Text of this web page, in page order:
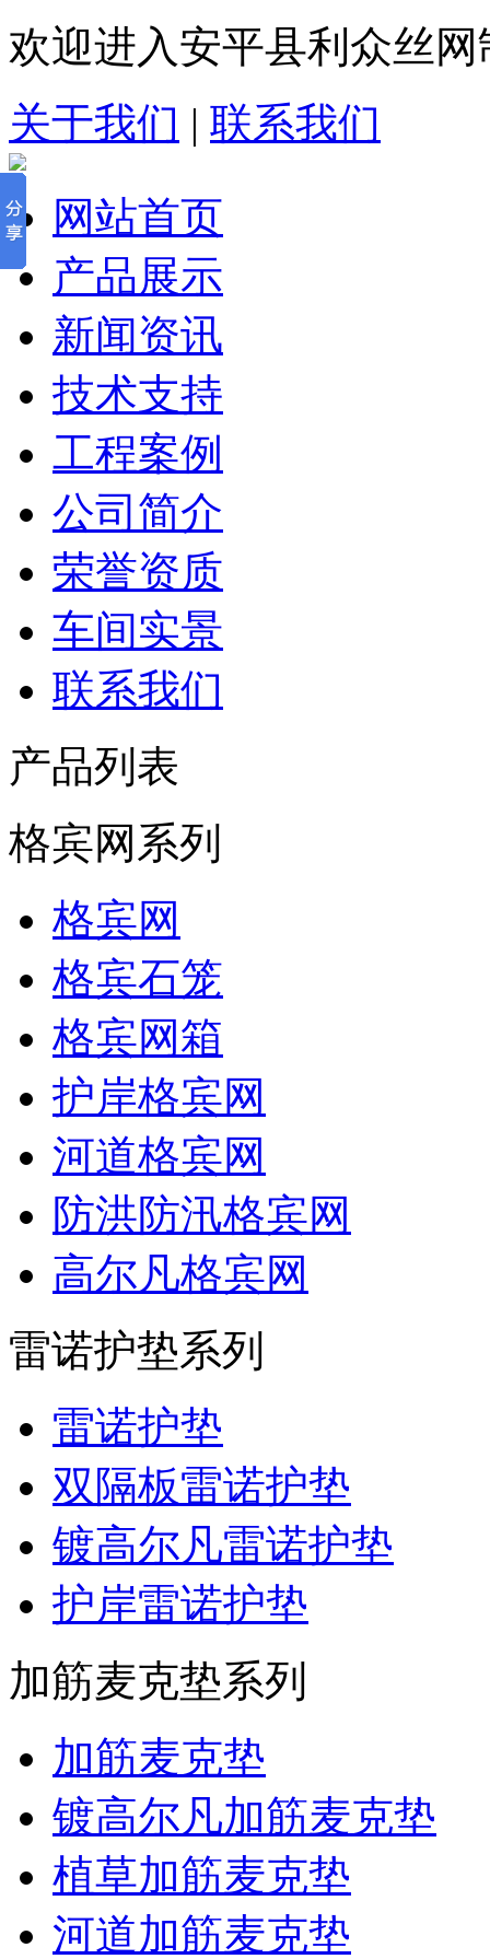
欢迎进入安平县利众丝
关于我们 | 联系我们
网站首页
产品展示
新闻资讯
技术支持
工程案例
公司简介
荣誉资质
车间实景
联系我们
产品列表
格宾网系列
格宾网
格宾石笼
格宾网箱
护岸格宾网
河道格宾网
防洪防汛格宾网
高尔凡格宾网
雷诺护垫系列
雷诺护垫
双隔板雷诺护垫
镀高尔凡雷诺护垫
护岸雷诺护垫
加筋麦克垫系列
加筋麦克垫
镀高尔凡加筋麦克垫
植草加筋麦克垫
河道加筋麦克垫